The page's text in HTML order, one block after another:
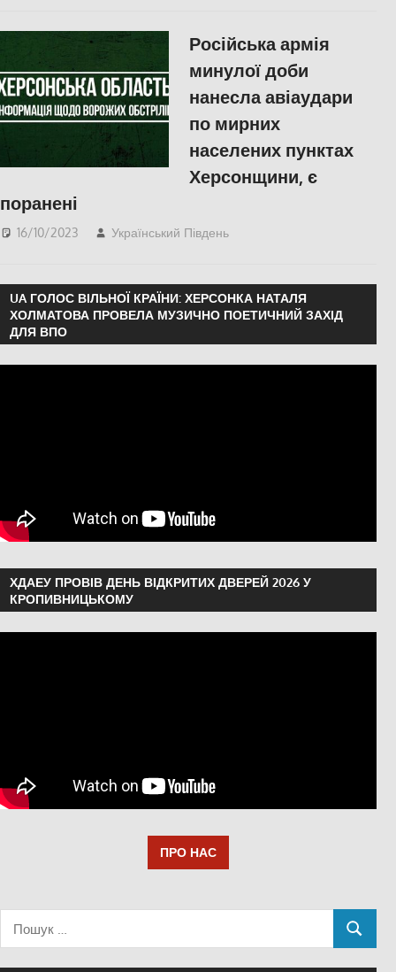
Російська армія
минулої доби
нанесла авіаудари
по мирних
населених пунктах
Херсонщини, є
поранені
16/10/2023 Український Південь
UA ГОЛОС ВІЛЬНОЇ КРАЇНИ: ХЕРСОНКА НАТАЛЯ
ХОЛМАТОВА ПРОВЕЛА МУЗИЧНО ПОЕТИЧНИЙ ЗАХІД
ДЛЯ ВПО
ХДАЕУ ПРОВІВ ДЕНЬ ВІДКРИТИХ ДВЕРЕЙ 2026 У
КРОПИВНИЦЬКОМУ
ПРО НАС